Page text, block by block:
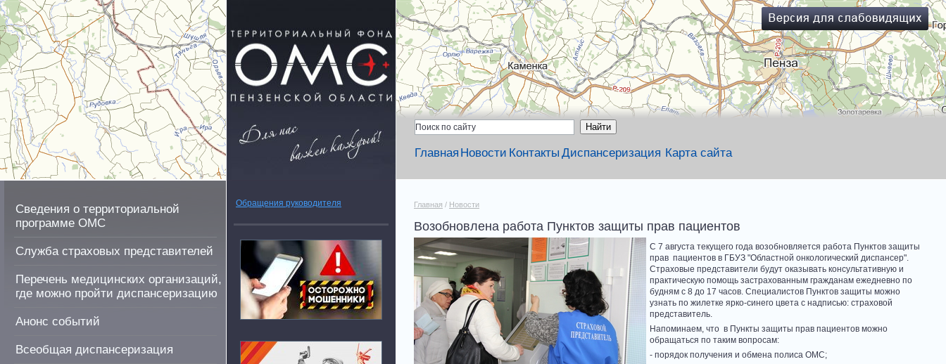
Главная Новости Контакты Диспансеризация Карта сайта
Сведения о территориальной
программе ОМС
Служба страховых представителей
Перечень медицинских организаций,
где можно пройти диспансеризацию
Анонс событий
Всеобщая диспансеризация
Обращения руководителя Главная / Новости
Возобновлена работа Пунктов защиты прав пациентов
С 7 августа текущего года возобновляется работа Пунктов защиты
прав пациентов в ГБУЗ "Областной онкологический диспансер".
Страховые представители будут оказывать консультативную и
практическую помощь застрахованным гражданам ежедневно по
будням с 8 до 17 часов. Специалистов Пунктов защиты можно
узнать по жилетке ярко-синего цвета с надписью: страховой
представитель.
Напоминаем, что в Пункты защиты прав пациентов можно
обращаться по таким вопросам:
- порядок получения и обмена полиса ОМС;